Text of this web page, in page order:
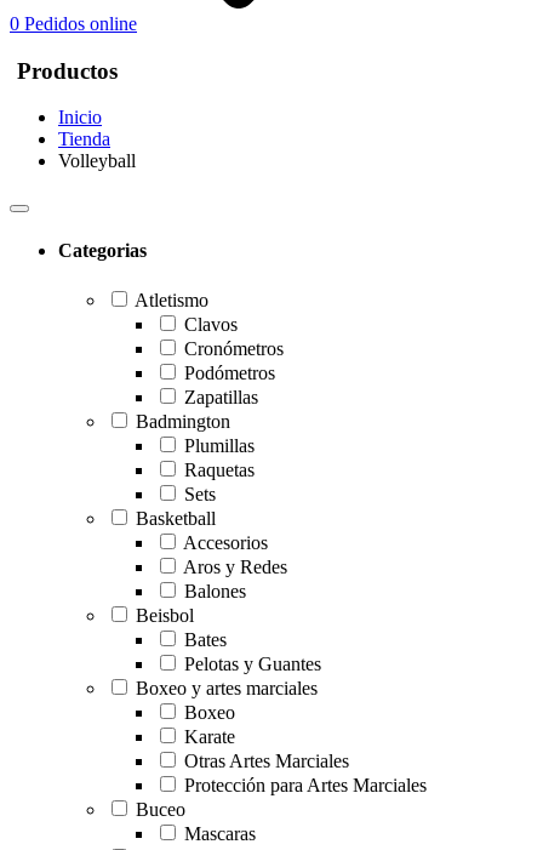
0 Pedidos online
Productos
Inicio
Tienda
Volleyball
Categorias
Atletismo
Clavos
Cronómetros
Podómetros
Zapatillas
Badmington
Plumillas
Raquetas
Sets
Basketball
Accesorios
Aros y Redes
Balones
Beisbol
Bates
Pelotas y Guantes
Boxeo y artes marciales
Boxeo
Karate
Otras Artes Marciales
Protección para Artes Marciales
Buceo
Mascaras